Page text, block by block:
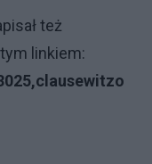
też
linkiem: